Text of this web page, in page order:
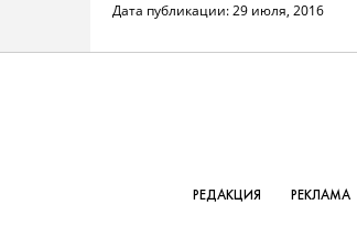
Дата публикации:29 июля, 2016
РЕДАКЦИЯ РЕКЛАМА